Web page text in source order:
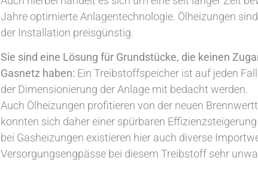
Jahre optimierte Anlagentechnologie. Ölheizungen
der Installation preisgünstig.
Sie sind eine Lösung für Grundstücke, die keinen
Gasnetz haben: Ein Treibstoffspeicher ist auf jeden
der Dimensionierung der Anlage mit bedacht werden.
Auch Ölheizungen profitieren von der neuen
konnten sich daher einer spürbaren
bei Gasheizungen existieren hier auch diverse
Versorgungsengpässe bei diesem Treibstoff sehr